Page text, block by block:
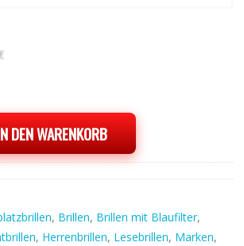
DEN WARENKORB
, Brillen, Brillen mit Blaufilter,
, Herrenbrillen, Lesebrillen, Marken,